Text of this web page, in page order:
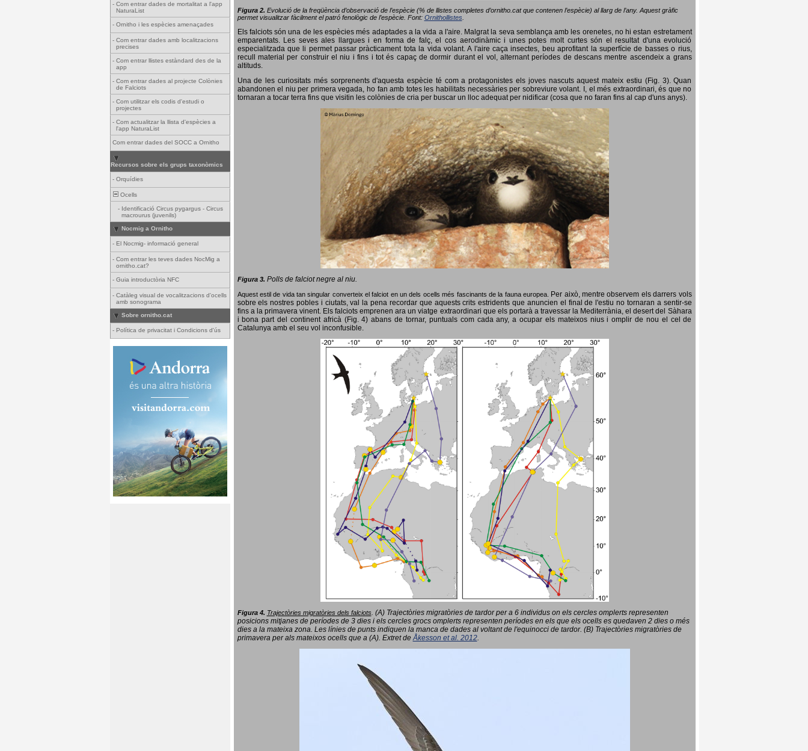
- Com entrar dades de mortalitat a l'app
NaturaList
- Ornitho i les espècies amenaçades
- Com entrar dades amb localitzacions
precises
- Com entrar llistes estàndard des de la
app
- Com entrar dades al projecte Colònies
de Falciots
- Com utilitzar els codis d'estudi o
projectes
- Com actualitzar la llista d'espècies a
l'app NaturaList
Com entrar dades del SOCC a Ornitho
Recursos sobre els grups taxonòmics
- Orquídies
Ocells
- Identificació Circus pygargus - Circus
macrourus (juvenils)
Nocmig a Ornitho
- El Nocmig- informació general
- Com entrar les teves dades NocMig a
ornitho.cat?
- Guia introductòria NFC
- Catàleg visual de vocalitzacions d'ocells
amb sonograma
Sobre ornitho.cat
- Política de privacitat i Condicions d'ús
Figura 2. Evolució de la freqüència d’observació de l’espècie (% de llistes completes d’ornitho.cat que contenen l’espècie) al llarg de l’any. Aquest gràfic
permet visualitzar fàcilment el patró fenològic de l’espècie. Font: Ornithollistes.
Els falciots són una de les espècies més adaptades a la vida a l'aire. Malgrat la seva semblança amb les orenetes, no hi estan estretament
emparentats. Les seves ales llargues i en forma de falç, el cos aerodinàmic i unes potes molt curtes són el resultat d'una evolució
especialitzada que li permet passar pràcticament tota la vida volant. A l'aire caça insectes, beu aprofitant la superfície de basses o rius,
recull material per construir el niu i fins i tot és capaç de dormir durant el vol, alternant períodes de descans mentre ascendeix a grans
altituds.
Una de les curiositats més sorprenents d'aquesta espècie té com a protagonistes els joves nascuts aquest mateix estiu (Fig. 3). Quan
abandonen el niu per primera vegada, ho fan amb totes les habilitats necessàries per sobreviure volant. I, el més extraordinari, és que no
tornaran a tocar terra fins que visitin les colònies de cria per buscar un lloc adequat per nidificar (cosa que no faran fins al cap d'uns anys).
Figura 3. Polls de falciot negre al niu.
Aquest estil de vida tan singular converteix el falciot en un dels ocells més fascinants de la fauna europea. Per això, mentre observem els darrers vols
sobre els nostres pobles i ciutats, val la pena recordar que aquests crits estridents que anuncien el final de l'estiu no tornaran a sentir-se
fins a la primavera vinent. Els falciots emprenen ara un viatge extraordinari que els portarà a travessar la Mediterrània, el desert del Sàhara
i bona part del continent africà (Fig. 4) abans de tornar, puntuals com cada any, a ocupar els mateixos nius i omplir de nou el cel de
Catalunya amb el seu vol inconfusible.
Figura 4. Trajectòries migratòries dels falciots. (A) Trajectòries migratòries de tardor per a 6 individus on els cercles omplerts representen
posicions mitjanes de períodes de 3 dies i els cercles grocs omplerts representen períodes en els que els ocells es quedaven 2 dies o més
dies a la mateixa zona. Les línies de punts indiquen la manca de dades al voltant de l'equinocci de tardor. (B) Trajectòries migratòries de
primavera per als mateixos ocells que a (A). Extret deÅkesson et al. 2012.